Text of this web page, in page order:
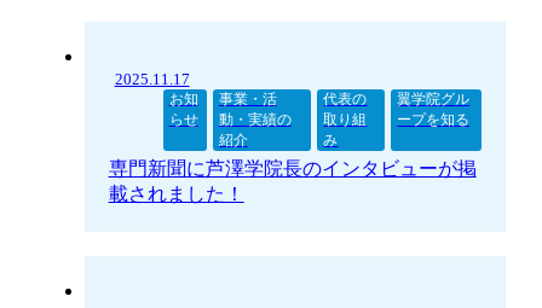
2025.11.17
お知
らせ
事業・活
動・実績の
紹介
代表の
取り組
み
翼学院グル
ープを知る
専門新聞に芦澤学院長のインタビューが掲
載されました！